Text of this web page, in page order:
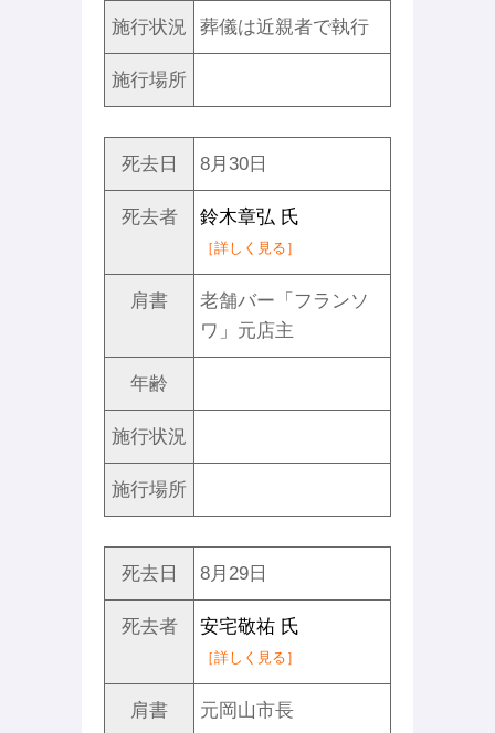
施行状況 葬儀は近親者で執行
施行場所
死去日 8月30日
死去者 鈴木章弘 氏
［詳しく見る］
肩書
老舗バー「フランソ
ワ」元店主
年齢
施行状況
施行場所
死去日 8月29日
死去者 安宅敬祐 氏
［詳しく見る］
肩書 元岡山市長